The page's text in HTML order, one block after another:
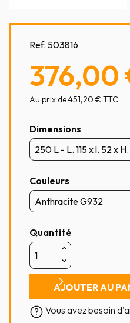
Ref: 503816
376,00
Au prix de 451,20 € TTC
Dimensions
Couleurs
Quantité
AJOUTER AU
Vous avez besoin